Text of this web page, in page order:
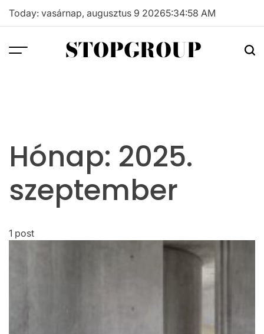
Skip
Today: vasárnap, augusztus 9 20265:34:58 AM
STOPGROUP
Hónap: 2025.
szeptember
1 post